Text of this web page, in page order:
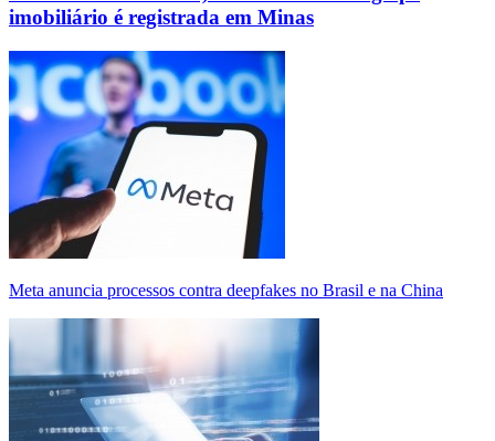
imobiliário é registrada em Minas
Meta anuncia processos contra deepfakes no Brasil e na China